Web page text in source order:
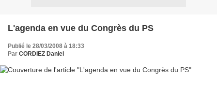
L'agenda en vue du Congrès du PS
Publié le 28/03/2008 à 18:33
Par CORDIEZ Daniel